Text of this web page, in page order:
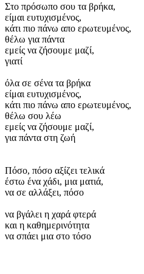
Στο πρόσωπο σου τα βρήκα,
είμαι ευτυχισμένος,
κάτι πιο πάνω απο ερωτευμένος,
θέλω για πάντα
εμείς να ζήσουμε μαζί,
γιατί
όλα σε σένα τα βρήκα
είμαι ευτυχισμένος,
κάτι πιο πάνω απο ερωτευμένος,
θέλω σου λέω
εμείς να ζήσουμε μαζί,
για πάντα στη ζωή
Πόσο, πόσο αξίζει τελικά
έστω ένα χάδι, μια ματιά,
να σε αλλάξει, πόσο
να βγάλει η χαρά φτερά
και η καθημερινότητα
να σπάει μια στο τόσο